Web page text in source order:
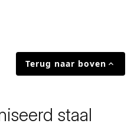
Terug naar boven 
staal